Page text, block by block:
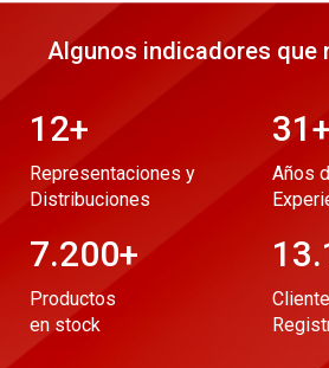
Algunos indicadores que
12+
Representaciones y
Distribuciones
31+
Años
7.200+
Productos
en stock